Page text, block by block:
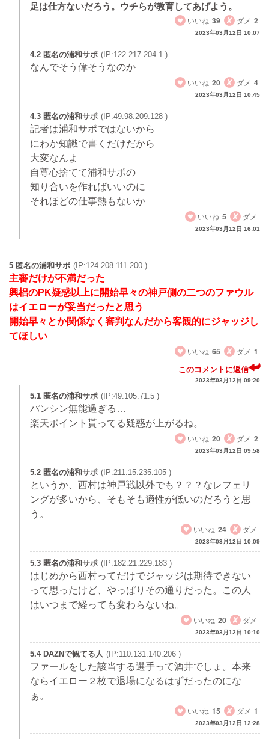
足は仕方ないだろう。ウチらが教育してあげよう。
いいね 39 ダメ 2
2023年03月12日 10:07
4.2 匿名の浦和サポ (IP:122.217.204.1 )
なんでそう偉そうなのか
いいね 20 ダメ 4
2023年03月12日 10:45
4.3 匿名の浦和サポ (IP:49.98.209.128 )
記者は浦和サポではないから
にわか知識で書くだけだから
大変なんよ
自尊心捨てて浦和サポの
知り合いを作ればいいのに
それほどの仕事熱もないか
いいね 5 ダメ
2023年03月12日 16:01
5 匿名の浦和サポ (IP:124.208.111.200 )
主審だけが不満だった
興梠のPK疑惑以上に開始早々の神戸側の二つのファウル
はイエローが妥当だったと思う
開始早々とか関係なく審判なんだから客観的にジャッジし
てほしい
いいね 65 ダメ 1
このコメントに返信
2023年03月12日 09:20
5.1 匿名の浦和サポ (IP:49.105.71.5 )
パンシン無能過ぎる…
楽天ポイント貰ってる疑惑が上がるね。
いいね 20 ダメ 2
2023年03月12日 09:58
5.2 匿名の浦和サポ (IP:211.15.235.105 )
というか、西村は神戸戦以外でも？？？なレフェリ
ングが多いから、そもそも適性が低いのだろうと思
う。
いいね 24 ダメ
2023年03月12日 10:09
5.3 匿名の浦和サポ (IP:182.21.229.183 )
はじめから西村ってだけでジャッジは期待できない
って思ったけど、やっぱりその通りだった。この人
はいつまで経っても変わらないね。
いいね 20 ダメ
2023年03月12日 10:10
5.4 DAZNで観てる人 (IP:110.131.140.206 )
ファールをした該当する選手って酒井でしょ。本来
ならイエロー２枚で退場になるはずだったのにな
ぁ。
いいね 15 ダメ 1
2023年03月12日 12:28